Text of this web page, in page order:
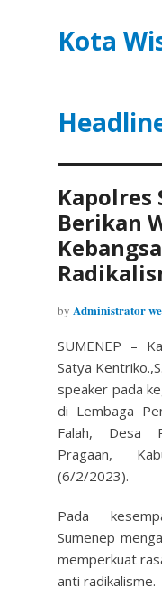
Kota
Kapolres
Berikan
by Administrator
SUMENEP –
Satya
speaker pada
di Lembaga
Falah, Desa
Pragaan,
(6/2/2023).
Pada
Sumenep
memperkuat
anti radikalisme.